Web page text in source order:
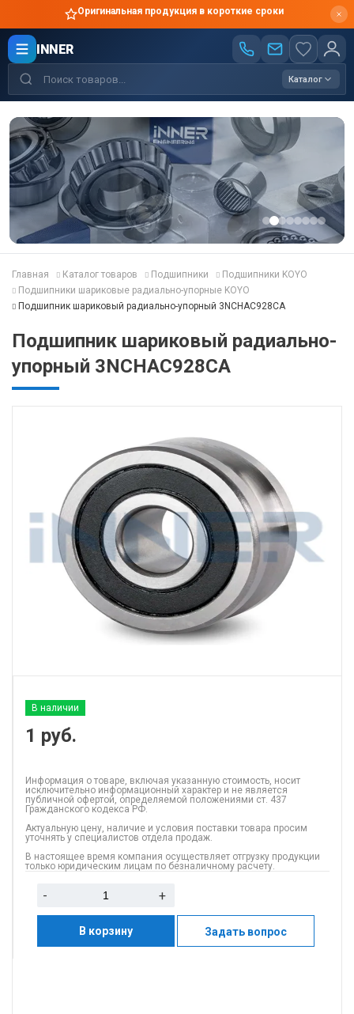
Оригинальная продукция в короткие сроки
INNER
Каталог
Главная Каталог товаров Подшипники
Подшипники KOYO
Подшипники шариковые радиально-упорные KOYO
Подшипник шариковый радиально-упорный 3NCHAC928CA
Подшипник шариковый радиально-
упорный 3NCHAC928CA
В наличии
1 руб.
Информация о товаре, включая указанную стоимость, носит
исключительно информационный характер и не является
публичной офертой, определяемой положениями ст. 437
Гражданского кодекса РФ.
Актуальную цену, наличие и условия поставки товара просим
уточнять у специалистов отдела продаж.
В настоящее время компания осуществляет отгрузку продукции
только юридическим лицам по безналичному расчету.
- +
В корзину Задать вопрос